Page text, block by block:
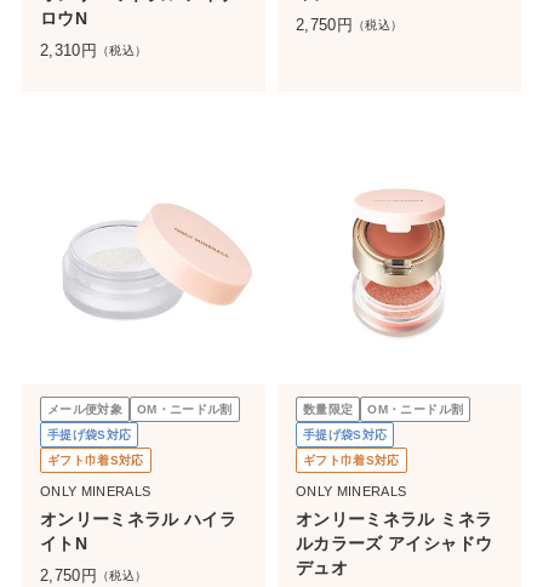
ロウN
2,310 円 （税込）
2,750 円 （税込）
メール便対象
OM・ニードル割
手提げ袋S対応
ギフト巾着S対応
ONLY MINERALS
オンリーミネラル ハイラ
イトN
2,750 円 （税込）
数量限定
OM・ニードル割
手提げ袋S対応
ギフト巾着S対応
ONLY MINERALS
オンリーミネラル ミネラ
ルカラーズ アイシャドウ
デュオ